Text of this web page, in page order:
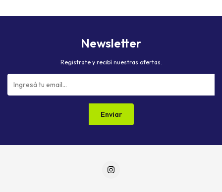
Newsletter
Registrate y recibí nuestras ofertas.